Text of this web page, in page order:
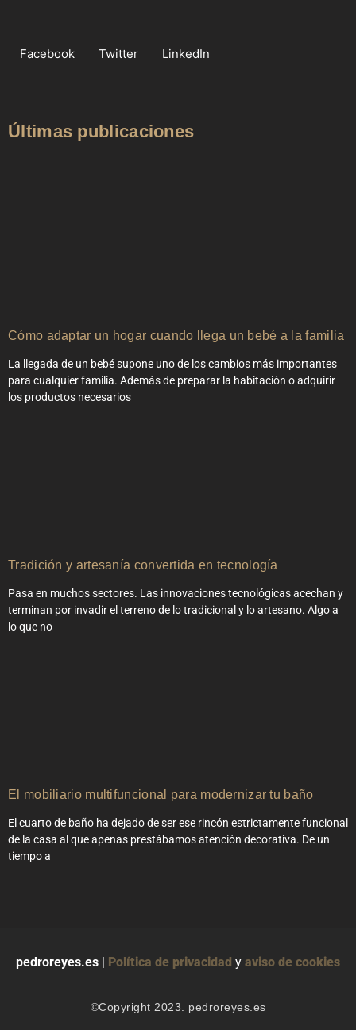
Facebook Twitter LinkedIn
Últimas publicaciones
Cómo adaptar un hogar cuando llega un bebé a la familia
La llegada de un bebé supone uno de los cambios más importantes
para cualquier familia. Además de preparar la habitación o adquirir
los productos necesarios
Tradición y artesanía convertida en tecnología
Pasa en muchos sectores. Las innovaciones tecnológicas acechan y
terminan por invadir el terreno de lo tradicional y lo artesano. Algo a
lo que no
El mobiliario multifuncional para modernizar tu baño
El cuarto de baño ha dejado de ser ese rincón estrictamente funcional
de la casa al que apenas prestábamos atención decorativa. De un
tiempo a
©Copyright 2023. pedroreyes.es
pedroreyes.es Política de privacidad y aviso de cookies